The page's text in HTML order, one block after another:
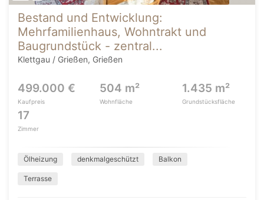
Bestand und Entwicklung:
Mehrfamilienhaus, Wohntrakt und
Baugrundstück - zentral...
Klettgau / Grießen, Grießen
499.000 €
Kaufpreis
504 m²
Wohnfläche
1.435 m²
Grundstücksfläche
17
Zimmer
Ölheizung denkmalgeschützt Balkon
Terrasse